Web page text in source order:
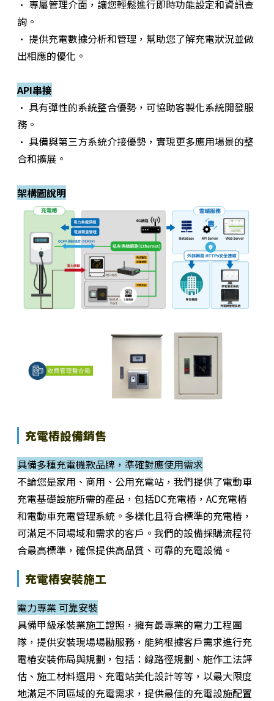
· 專屬管理介面，讓您輕鬆進行即時功能設定和資訊查
詢。
· 提供充電數據分析和管理，幫助您了解充電狀況並做
出相應的優化。
API串接
· 具有彈性的系統整合優勢，可協助客製化系統開發服
務。
· 具備與第三方系統介接優勢，實現更多應用場景的整
合和擴展。
架構圖說明
充電樁設備銷售
具備多種充電機款品牌，準確對應使用需求
不論您是家用、商用、公用充電站，我們提供了電動車
充電基礎設施所需的產品，包括DC充電樁，AC充電樁
和電動車充電管理系統。多樣化且符合標準的充電樁，
可滿足不同場域和需求的客戶。我們的設備採購流程符
合最高標準，確保提供高品質、可靠的充電設備。
充電樁安裝施工
電力專業 可靠安裝
具備甲級承裝業施工證照，擁有最專業的電力工程團
隊，提供安裝現場場勘服務，能夠根據客戶需求進行充
電樁安裝佈局與規劃，包括：線路徑規劃、施作工法評
估、施工材料選用、充電站美化設計等等，以最大限度
地滿足不同區域的充電需求，提供最佳的充電設施配置